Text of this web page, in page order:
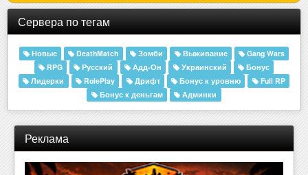
Сервера по тегам
Новые DeathMatch Зомби Выживание
Gang Wars
RPG
Русский Адд-Он Украинский
Бонус
Лидерки
RolePlay Дрифт Бонус к уровню
Full RP
Бонус к деньгам
Админки
Реклама